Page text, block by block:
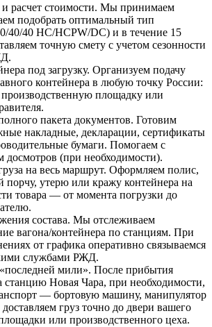
и расчет стоимости. Мы принимаем
подобрать оптимальный тип
40/40 HC/HCPW/DC) и в течение 15
точную смету с учетом сезонности
под загрузку. Организуем подачу
контейнера в любую точку России:
площадку или
пакета документов. Готовим
накладные, декларации, сертификаты
бумаги. Помогаем с
досмотров (при необходимости).
на весь маршрут. Оформляем полис,
утерю или кражу контейнера на
товара — от момента погрузки до
состава. Мы отслеживаем
вагона/контейнера по станциям. При
от графика оперативно связываемся
службами РЖД.
мили». После прибытия
станцию Новая Чара, при необходимости,
— бортовую машину, манипулятор
груз точно до двери вашего
или производственного цеха.